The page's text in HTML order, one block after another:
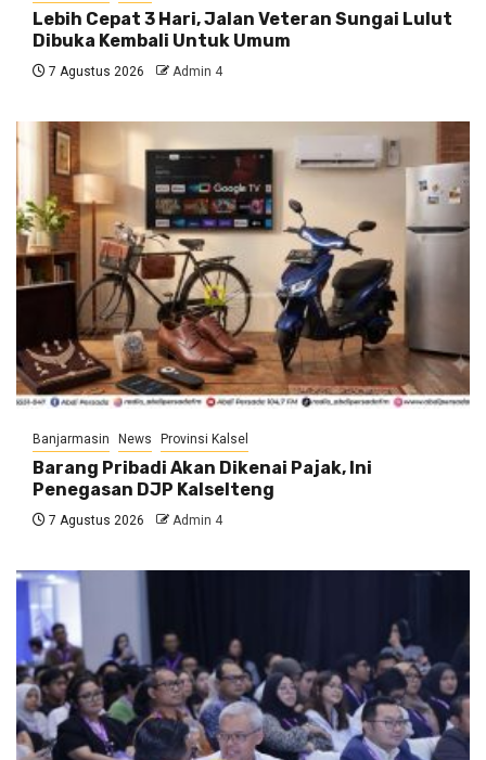
Lebih Cepat 3 Hari, Jalan Veteran Sungai Lulut
Dibuka Kembali Untuk Umum
7 Agustus 2026 Admin 4
Banjarmasin News Provinsi Kalsel
Barang Pribadi Akan Dikenai Pajak, Ini
Penegasan DJP Kalselteng
7 Agustus 2026 Admin 4